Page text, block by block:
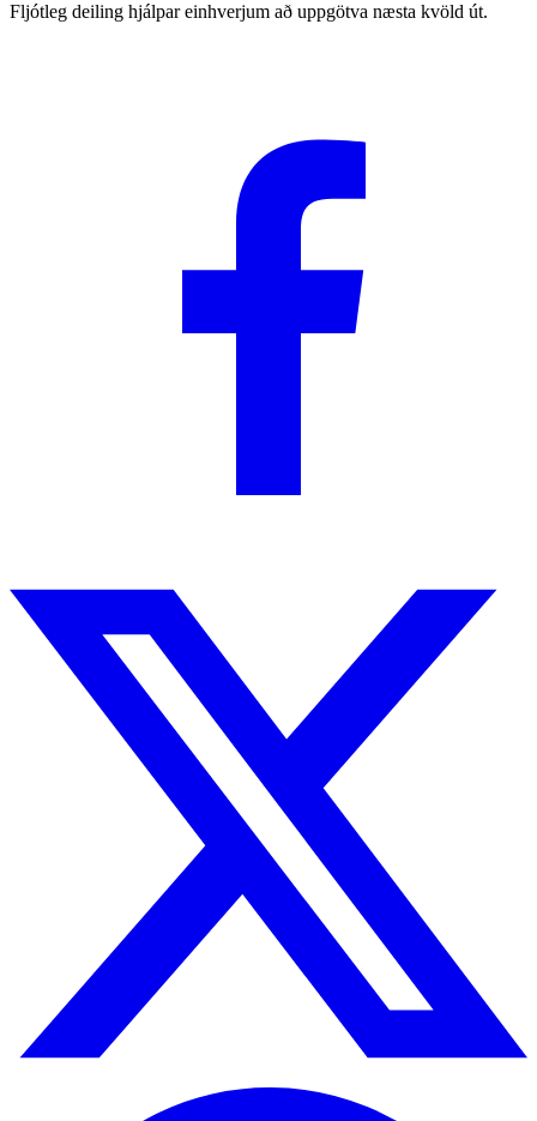
Fljótleg deiling hjálpar einhverjum að uppgötva næsta kvöld út.